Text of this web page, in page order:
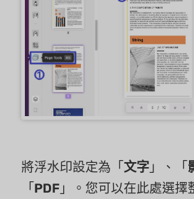
將浮水印設定為「 文字 」、「
「 PDF 」。您可以在此處選擇